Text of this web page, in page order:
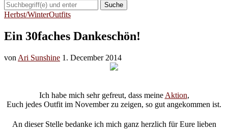
Suche
Herbst/WinterOutfits
Ein 30faches Dankeschön!
von Ari Sunshine 1. December 2014
Ich habe mich sehr gefreut, dass meine Aktion,
Euch jedes Outfit im November zu zeigen, so gut angekommen ist.
An dieser Stelle bedanke ich mich ganz herzlich für Eure lieben